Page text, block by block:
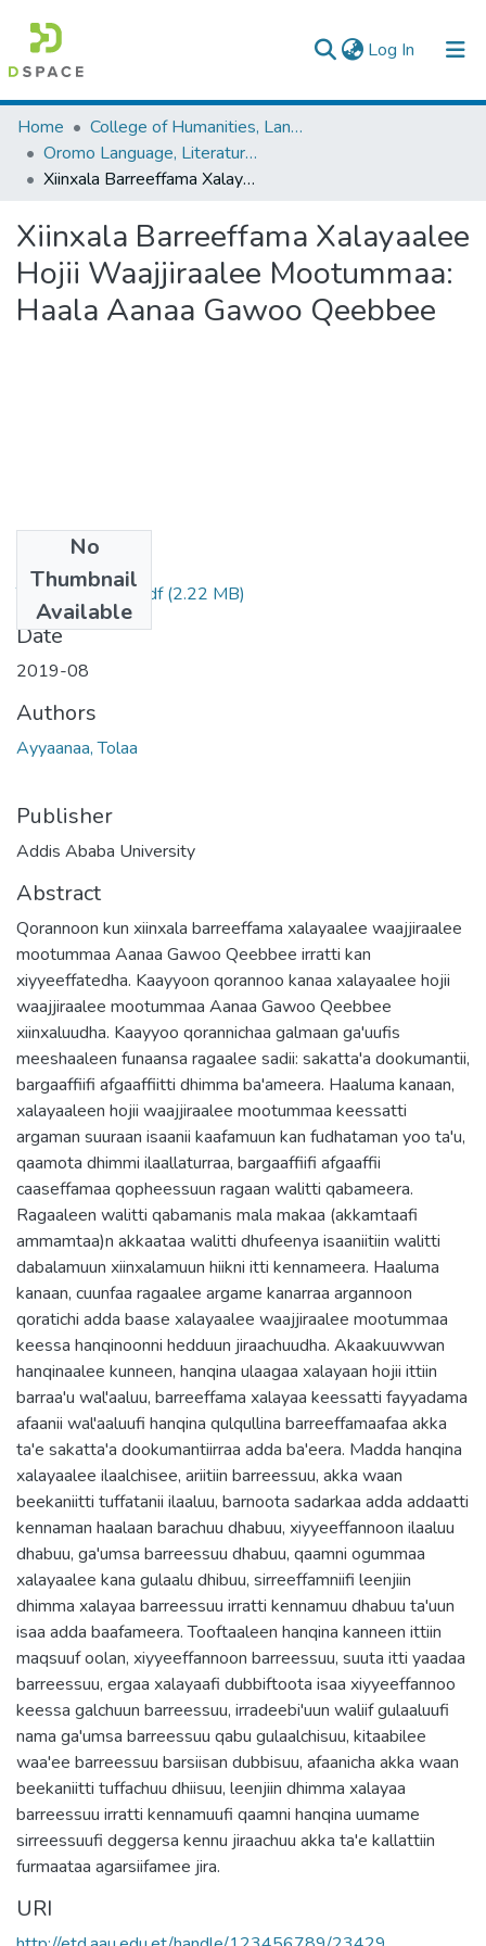
Log In (current)
Colleges, Institutes & Collections
Browse AAU-ETD
Home
College of Humanities, Language Studies, Journalism & Communication
Oromo Language, Literature and Folklore
Xiinxala Barreeffama Xalayaalee Hojii Waajjiraalee Mootummaa: Haala Aanaa Gawoo Qeebbee
Xiinxala Barreeffama Xalayaalee
Hojii Waajjiraalee Mootummaa:
Haala Aanaa Gawoo Qeebbee
No
Thumbnail
Available
Tolaa Ayyaanaa.pdf(2.22 MB)
Date
2019-08
Authors
Ayyaanaa, Tolaa
Publisher
Addis Ababa University
Abstract
Qorannoon kun xiinxala barreeffama xalayaalee waajjiraalee
mootummaa Aanaa Gawoo Qeebbee irratti kan
xiyyeeffatedha. Kaayyoon qorannoo kanaa xalayaalee hojii
waajjiraalee mootummaa Aanaa Gawoo Qeebbee
xiinxaluudha. Kaayyoo qorannichaa galmaan ga'uufis
meeshaaleen funaansa ragaalee sadii: sakatta'a dookumantii,
bargaaffiifi afgaaffiitti dhimma ba'ameera. Haaluma kanaan,
xalayaaleen hojii waajjiraalee mootummaa keessatti
argaman suuraan isaanii kaafamuun kan fudhataman yoo ta'u,
qaamota dhimmi ilaallaturraa, bargaaffiifi afgaaffii
caaseffamaa qopheessuun ragaan walitti qabameera.
Ragaaleen walitti qabamanis mala makaa (akkamtaafi
ammamtaa)n akkaataa walitti dhufeenya isaaniitiin walitti
dabalamuun xiinxalamuun hiikni itti kennameera. Haaluma
kanaan, cuunfaa ragaalee argame kanarraa argannoon
qoratichi adda baase xalayaalee waajjiraalee mootummaa
keessa hanqinoonni hedduun jiraachuudha. Akaakuuwwan
hanqinaalee kunneen, hanqina ulaagaa xalayaan hojii ittiin
barraa'u wal'aaluu, barreeffama xalayaa keessatti fayyadama
afaanii wal'aaluufi hanqina qulqullina barreeffamaafaa akka
ta'e sakatta'a dookumantiirraa adda ba'eera. Madda hanqina
xalayaalee ilaalchisee, ariitiin barreessuu, akka waan
beekaniitti tuffatanii ilaaluu, barnoota sadarkaa adda addaatti
kennaman haalaan barachuu dhabuu, xiyyeeffannoon ilaaluu
dhabuu, ga'umsa barreessuu dhabuu, qaamni ogummaa
xalayaalee kana gulaalu dhibuu, sirreeffamniifi leenjiin
dhimma xalayaa barreessuu irratti kennamuu dhabuu ta'uun
isaa adda baafameera. Tooftaaleen hanqina kanneen ittiin
maqsuuf oolan, xiyyeeffannoon barreessuu, suuta itti yaadaa
barreessuu, ergaa xalayaafi dubbiftoota isaa xiyyeeffannoo
keessa galchuun barreessuu, irradeebi'uun waliif gulaaluufi
nama ga'umsa barreessuu qabu gulaalchisuu, kitaabilee
waa'ee barreessuu barsiisan dubbisuu, afaanicha akka waan
beekaniitti tuffachuu dhiisuu, leenjiin dhimma xalayaa
barreessuu irratti kennamuufi qaamni hanqina uumame
sirreessuufi deggersa kennu jiraachuu akka ta'e kallattiin
furmaataa agarsiifamee jira.
URI